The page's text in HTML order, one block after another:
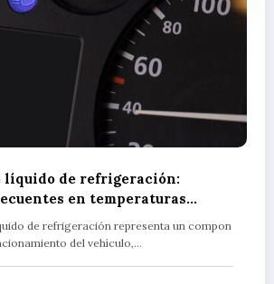
líquido de refrigeración:
en temperaturas
de refrigeración representa un compon
del vehículo,…